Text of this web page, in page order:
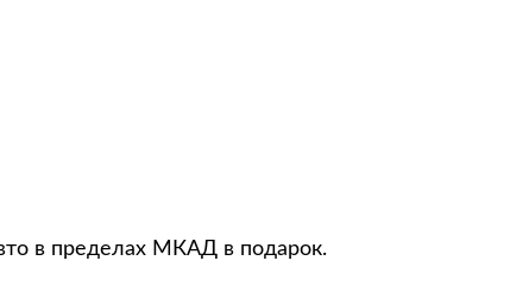
в пределах МКАД в подарок.